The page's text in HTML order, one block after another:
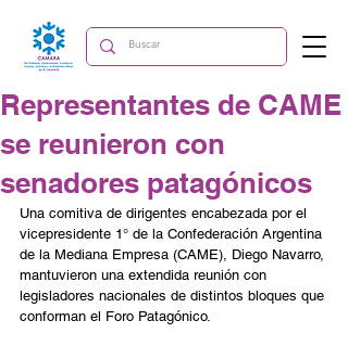
Representantes de CAME
se reunieron con
senadores patagónicos
Una comitiva de dirigentes encabezada por el
vicepresidente 1° de la Confederación Argentina
de la Mediana Empresa (CAME), Diego Navarro,
mantuvieron una extendida reunión con
legisladores nacionales de distintos bloques que
conforman el Foro Patagónico.